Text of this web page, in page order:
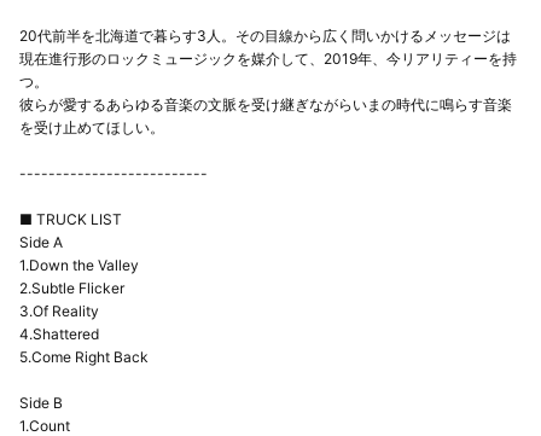
20代前半を北海道で暮らす3人。その目線から広く問いかけるメッセージは
現在進行形のロックミュージックを媒介して、2019年、今リアリティーを持
つ。
彼らが愛するあらゆる音楽の文脈を受け継ぎながらいまの時代に鳴らす音楽
を受け止めてほしい。
--------------------------
■ TRUCK LIST
Side A
1.Down the Valley
2.Subtle Flicker
3.Of Reality
4.Shattered
5.Come Right Back
Side B
1.Count